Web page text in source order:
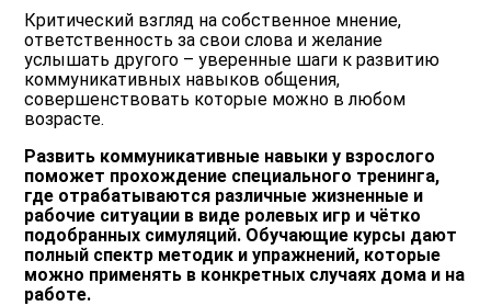
Критический взгляд на собственное мнение,
ответственность за свои слова и желание
услышать другого – уверенные шаги к развитию
коммуникативных навыков общения,
совершенствовать которые можно в любом
возрасте.
Развить коммуникативные навыки у взрослого
поможет прохождение специального тренинга,
где отрабатываются различные жизненные и
рабочие ситуации в виде ролевых игр и чётко
подобранных симуляций. Обучающие курсы дают
полный спектр методик и упражнений, которые
можно применять в конкретных случаях дома и на
работе.